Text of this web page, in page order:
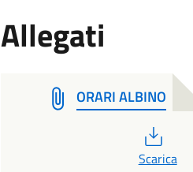
Allegati
ORARI ALBINO
PDF
Scarica